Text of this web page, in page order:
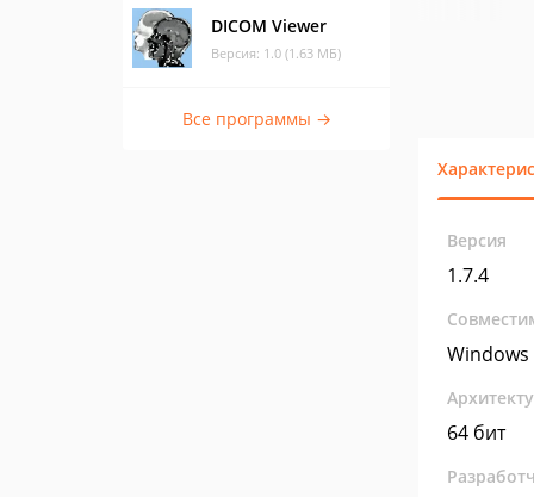
DICOM Viewer
Версия: 1.0 (1.63 МБ)
Все программы →
Версия
1.7.4
Windows
64 бит